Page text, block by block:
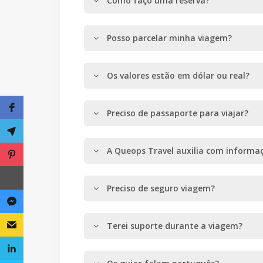
Posso parcelar minha viagem?
Os valores estão em dólar ou real?
Preciso de passaporte para viajar?
A Queops Travel auxilia com
Preciso de seguro viagem?
Terei suporte durante a viagem?